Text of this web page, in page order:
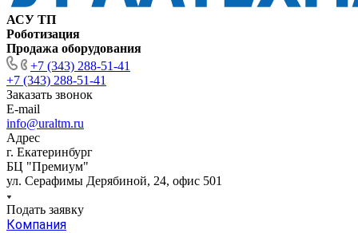
АСУ ТП
Роботизация
Продажа оборудования
+7 (343) 288-51-41
+7 (343) 288-51-41
Заказать звонок
E-mail
info@uraltm.ru
Адрес
г. Екатеринбург
БЦ "Премиум"
ул. Серафимы Дерябиной, 24, офис 501
Подать заявку
Компания